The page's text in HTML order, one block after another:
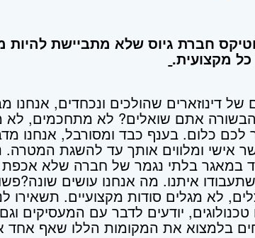
חברת גיוס שלא מתביישת
מקצועית.
של דינוזארים שהולכים ונכחדים, אנחנו
הבשורה אתם שואלים? לא מתחכמים, לא
לכם כלום. בענף כבד ומסורבל, אנחנו
אישי ומלווים אותך עד להשגת
במאגר בלתי נגמר של חברה שלא
איתנו. מה אנחנו עושים
לא מגלים סודות מקצועיים. תשאירו
טכנולוגים, יודעים לדבר עם
בלמצוא את המקומות הללו שאף